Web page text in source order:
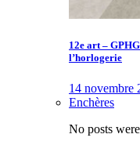
12e art –
l’horlogerie
14 novembre
Enchères
No posts